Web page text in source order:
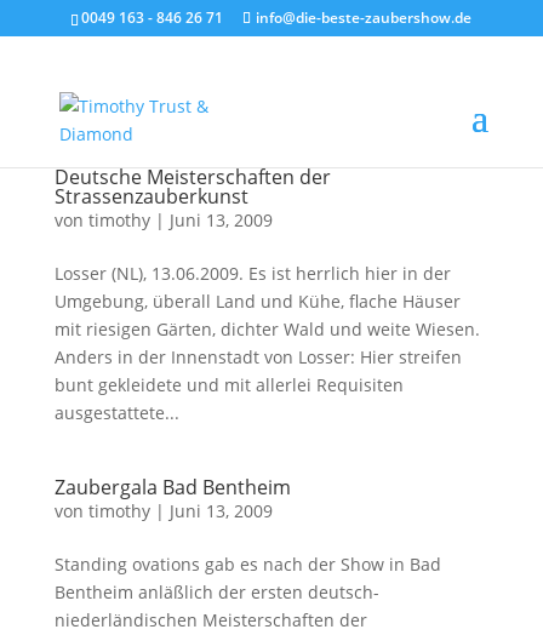
0049 163 - 846 26 71 info@die-beste-zaubershow.de
Deutsche Meisterschaften der
Strassenzauberkunst
von timothy| Juni 13, 2009
Losser (NL), 13.06.2009. Es ist herrlich hier in der
Umgebung, überall Land und Kühe, flache Häuser
mit riesigen Gärten, dichter Wald und weite Wiesen.
Anders in der Innenstadt von Losser: Hier streifen
bunt gekleidete und mit allerlei Requisiten
ausgestattete...
Zaubergala Bad Bentheim
von timothy| Juni 13, 2009
Standing ovations gab es nach der Show in Bad
Bentheim anläßlich der ersten deutsch-
niederländischen Meisterschaften der